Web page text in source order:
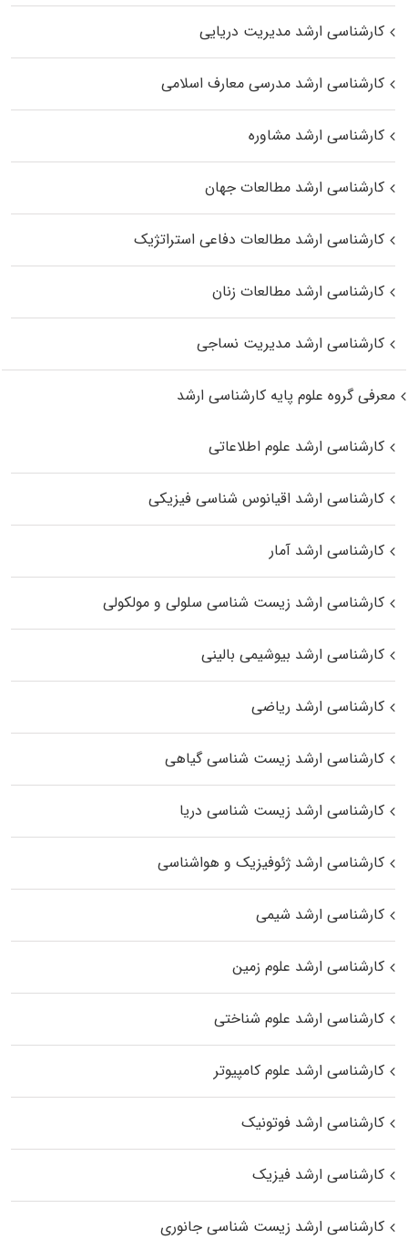
کارشناسی ارشد مدیریت دریایی
کارشناسی ارشد مدرسی معارف اسلامی
کارشناسی ارشد مشاوره
کارشناسی ارشد مطالعات جهان
کارشناسی ارشد مطالعات دفاعی استراتژیک
کارشناسی ارشد مطالعات زنان
کارشناسی ارشد مدیریت نساجی
معرفی گروه علوم پایه کارشناسی ارشد
کارشناسی ارشد علوم اطلاعاتی
کارشناسی ارشد اقیانوس‌ شناسی فیزیکی
کارشناسی ارشد آمار
کارشناسی ارشد زیست شناسی سلولی و مولکولی
کارشناسی ارشد بیوشیمی بالینی
کارشناسی ارشد ریاضی
کارشناسی ارشد زیست‌ شناسی گیاهی
کارشناسی ارشد زیست‌ شناسی دریا
کارشناسی ارشد ژئوفیزیک و هواشناسی
کارشناسی ارشد شیمی
کارشناسی ارشد علوم زمین
کارشناسی ارشد علوم شناختی
کارشناسی ارشد علوم کامپیوتر
کارشناسی ارشد فوتونیک
کارشناسی ارشد فیزیک
کارشناسی ارشد زیست‌ شناسی جانوری